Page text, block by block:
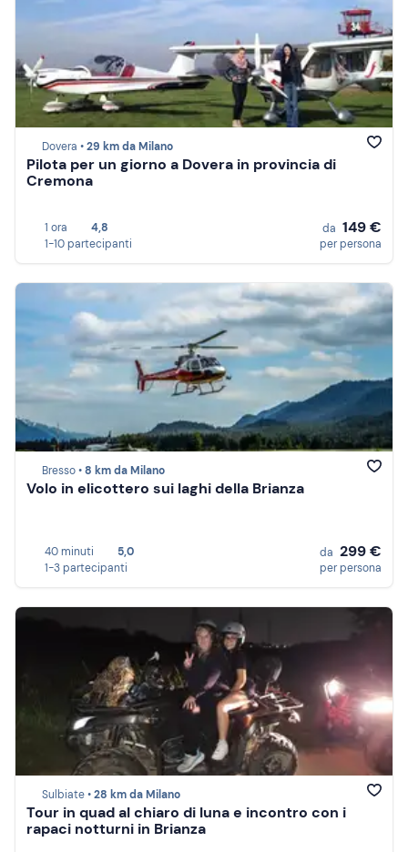
Dovera •29 km da Milano
Pilota per un giorno a Dovera in provincia di
Cremona
1 ora
4,8
1-10 partecipanti
da 149 €
per persona
Bresso •8 km da Milano
Volo in elicottero sui laghi della Brianza
40 minuti
5,0
1-3 partecipanti
da 299 €
per persona
Sulbiate •28 km da Milano
Tour in quad al chiaro di luna e incontro con i
rapaci notturni in Brianza